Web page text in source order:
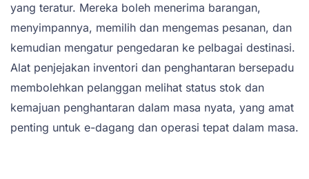
yang teratur. Mereka boleh menerima barangan,
menyimpannya, memilih dan mengemas pesanan, dan
kemudian mengatur pengedaran ke pelbagai destinasi.
Alat penjejakan inventori dan penghantaran bersepadu
membolehkan pelanggan melihat status stok dan
kemajuan penghantaran dalam masa nyata, yang amat
penting untuk e-dagang dan operasi tepat dalam masa.